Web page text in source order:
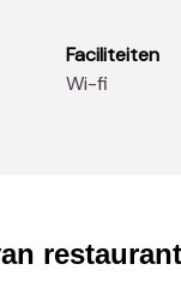
Faciliteiten
Wi-fi
restaurant